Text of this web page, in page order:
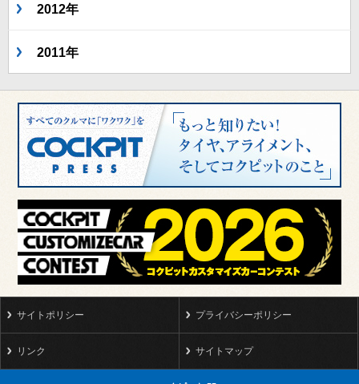
2012年
2011年
サイトポリシー プライバシーポリシー
リンク サイトマップ